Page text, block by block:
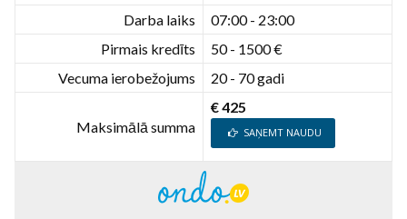
Darba laiks
07:00 - 23:00
Pirmais kredīts
50 - 1500 €
Vecuma ierobežojums
20 - 70 gadi
Maksimālā summa
€ 425
SAŅEMT NAUDU